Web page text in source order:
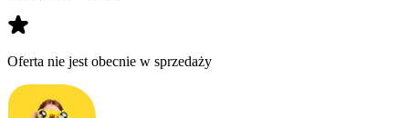
Oferta nie jest obecnie w sprzedaży